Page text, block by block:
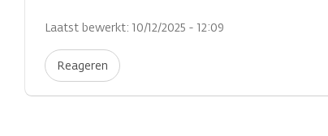
Laatst bewerkt: 10/12/2025 - 12:09
Reageren